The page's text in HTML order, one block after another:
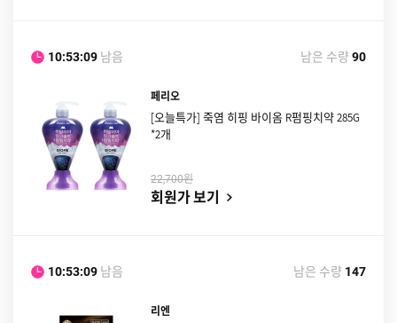
10:53:08 남음 남은 수량 90
페리오
[오늘특가] 죽염 히핑 바이옴 R펌핑치약 285G
*2개
22,700원
회원가 보기
10:53:08 남음 남은 수량 147
리엔